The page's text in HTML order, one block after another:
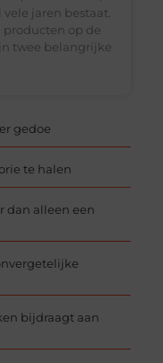
gedoe
te halen
dan alleen een
bijdraagt aan
jaren bestaat.
producten op de
twee belangrijke